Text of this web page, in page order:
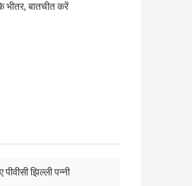
भीतर, बातचीत करें
झिल्ली पन्नी